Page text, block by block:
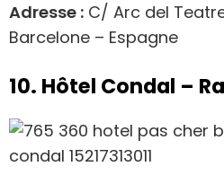
Adresse : C/ Arc del
Barcelone – Espagne
10. Hôtel Condal –